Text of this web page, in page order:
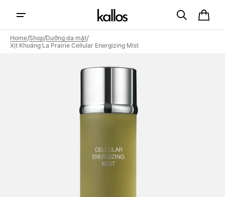
content
Cart
Home/Shop/Dưỡng da mặt/
Xịt Khoáng La Prairie Cellular Energizing Mist